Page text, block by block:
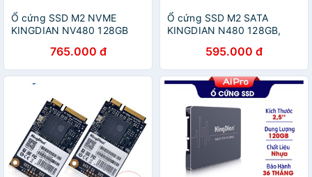
Ổ cứng SSD M2 NVME
KINGDIAN NV480 128GB
765.000 đ
Ổ cứng SSD M2 SATA
KINGDIAN N480 128GB,
2242 / 2280595.000 đ